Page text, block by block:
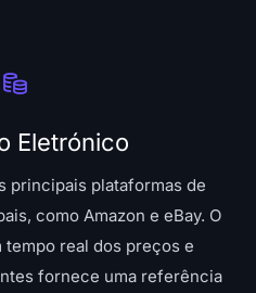
Eletrónico
principais plataformas de
como Amazon e eBay. O
tempo real dos preços e
fornece uma referência